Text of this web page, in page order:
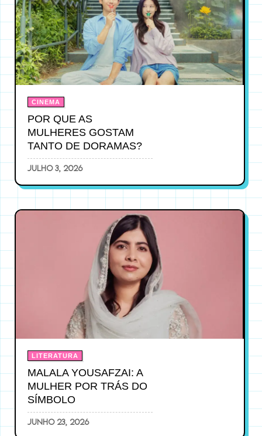
CINEMA
POR QUE AS
MULHERES GOSTAM
TANTO DE DORAMAS?
julho 3, 2026
LITERATURA
MALALA YOUSAFZAI: A
MULHER POR TRÁS DO
SÍMBOLO
junho 23, 2026